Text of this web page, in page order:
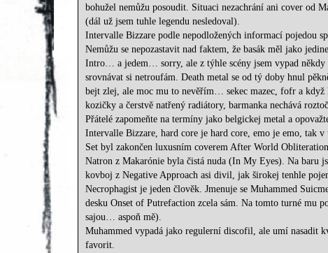
bohužel nemůžu posoudit. Situaci nezachrání ani cover od
(dál už jsem tuhle legendu nesledoval).
Intervalle Bizzare podle nepodložených informací pojedou
Nemůžu se nepozastavit nad faktem, že basák měl jako
Intro… a jedem… sorry, ale z týhle scény jsem vypad někdy
srovnávat si netroufám. Death metal se od tý doby hnul
bejt zlej, ale moc mu to nevěřím… sekec mazec, fofr a
kozičky a čerstvě natřený radiátory, barmanka nechává
Přátelé zapomeňte na termíny jako belgickej metal a
Intervalle Bizzare, hard core je hard core, emo je emo, tak v
Set byl zakončen luxusním coverem After World
Natron z Makarónie byla čistá nuda (In My Eyes). Na baru
kovboj z Negative Approach asi divil, jak širokej tenhle
Necrophagist je jeden člověk. Jmenuje se Muhammed
desku Onset of Putrefaction zcela sám. Na tomto turné mu
sajou… aspoň mě).
Muhammed vypadá jako regulerní discofil, ale umí nasadit
favorit.